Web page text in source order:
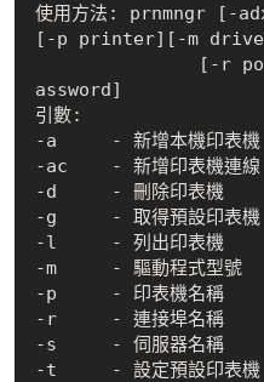
使用方法: prnmngr
[-p printer][-m
assword]
引數:
-a     - 新增本機印表機
-ac    - 新增印表機連線
-d     - 刪除印表機
-g     - 取得預設印表機
-l     - 列出印表機
-m     - 驅動程式型號
-p     - 印表機名稱
-r     - 連接埠名稱
-s     - 伺服器名稱
-t     - 設定預設印表機